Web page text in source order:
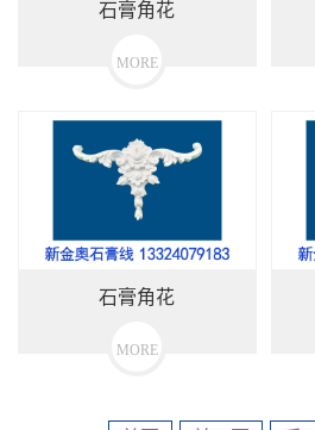
石膏角花
MORE
石膏角花
MORE